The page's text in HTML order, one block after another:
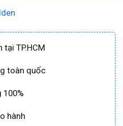
tại TP.HCM
toàn quốc
100%
hành